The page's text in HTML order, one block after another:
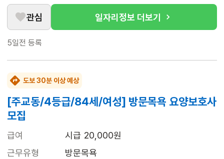
관심 일자리정보 더보기
5일전 등록
도보 30분 이상 예상
[주교동/4등급/84세/여성] 방문목욕 요양보호사
모집
급여
시급 20,000원
근무유형
방문목욕